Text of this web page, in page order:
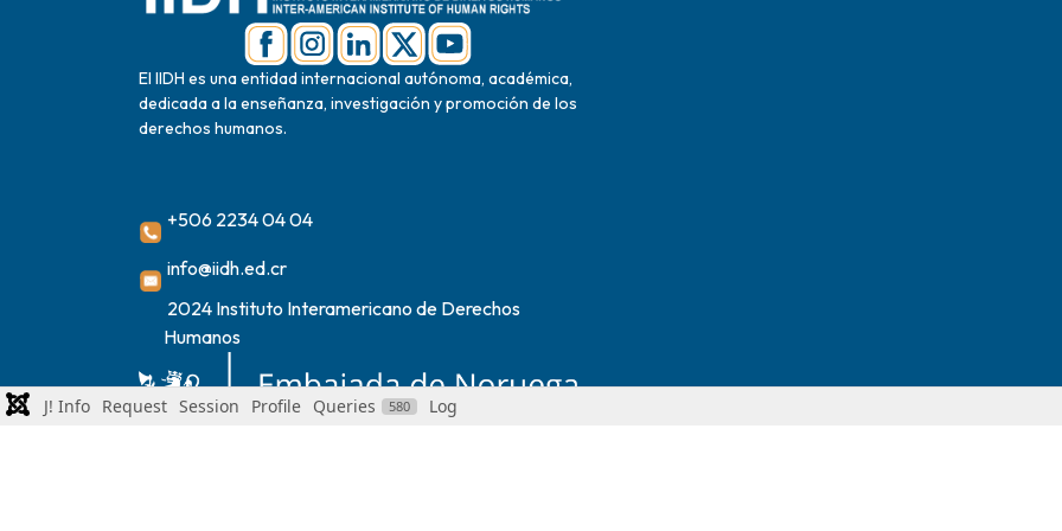
El IIDH es una entidad internacional autónoma, académica,
dedicada a la enseñanza, investigación y promoción de los
derechos humanos.
+506 2234 04 04
info@iidh.ed.cr
2024 Instituto Interamericano de Derechos
Humanos
J! Info Request Session Profile Queries 580 Log